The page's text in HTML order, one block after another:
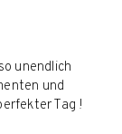
unendlich
und
Tag !